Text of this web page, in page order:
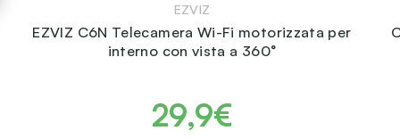
EZVIZ
EZVIZ C6N Telecamera Wi-Fi motorizzata per
interno con vista a 360°
29,9€